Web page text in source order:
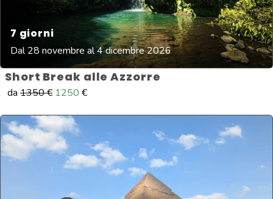
7 giorni
Dal 28 novembre al 4 dicembre 2026
Short Break alle Azzorre
da 1350€ 1250 €